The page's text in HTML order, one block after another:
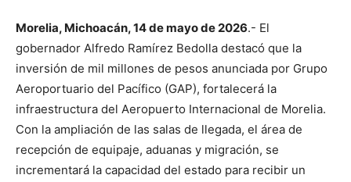
Morelia, Michoacán, 14 de mayo de 2026.- El
gobernador Alfredo Ramírez Bedolla destacó que la
inversión de mil millones de pesos anunciada por Grupo
Aeroportuario del Pacífico (GAP), fortalecerá la
infraestructura del Aeropuerto Internacional de Morelia.
Con la ampliación de las salas de llegada, el área de
recepción de equipaje, aduanas y migración, se
incrementará la capacidad del estado para recibir un